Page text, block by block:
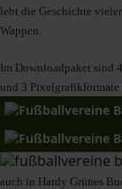
lebt die Geschichte
Wappen.
Im Downloadpaket sind
und 3 Pixelgrafikformate
auch in Hardy Grünes